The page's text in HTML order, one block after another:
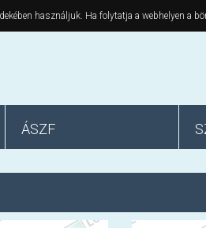
használjuk. Ha folytatja a webhelyen a
ÁSZF